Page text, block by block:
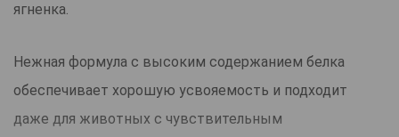
ягненка.
Нежная формула с высоким содержанием белка
обеспечивает хорошую усвояемость и подходит
даже для животных с чувствительным